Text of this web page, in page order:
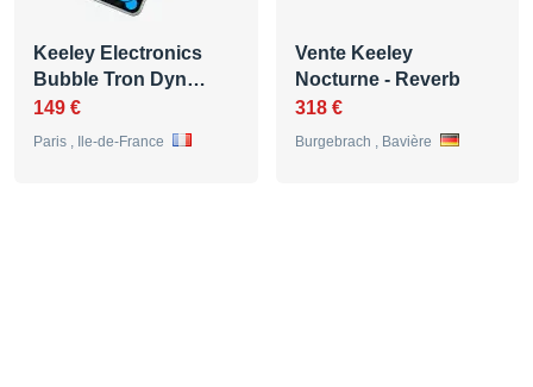
Keeley Electronics
Bubble Tron Dyn…
149 €
Paris , Ile-de-France
Vente Keeley
Nocturne - Reverb
318 €
Burgebrach , Bavière